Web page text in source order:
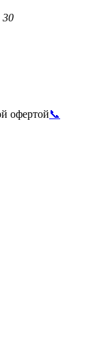
30
офертой📞